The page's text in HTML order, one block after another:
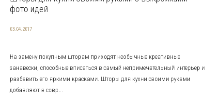
фото идей
03.04.2017
На замену покупным шторам приходят необычные креативные
занавески, способные вписаться в самый непримечательный интерьер и
разбавить его яркими красками. Шторы для кухни своими руками
добавляют в совр...